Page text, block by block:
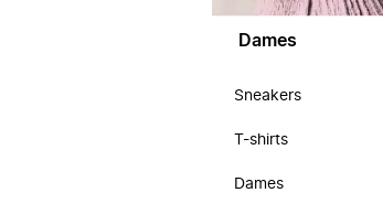
Dames
Sneakers
T-shirts
Dames